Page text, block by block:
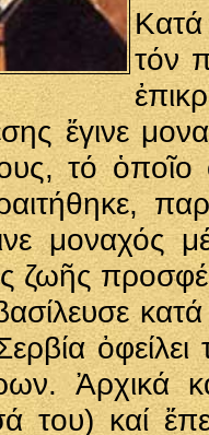
τόν
ἔγινε
τό
μοναχός
ζωῆς
Ἀρχικά
του) καί